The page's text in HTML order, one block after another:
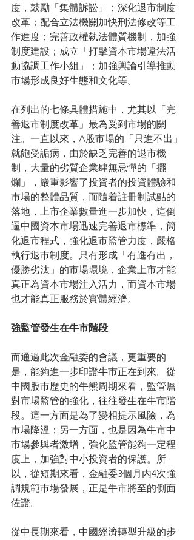
度，鼓勵「集體訴訟」；深化退市制度
改革；配合立法機關加快刑法修改等工
作進度；完善政權執法體質機制，加強
制度建設；成立「打擊資本市場違法活
動協調工作小組」；加強輿論引導推動
市場形成良好生態和文化等。
在列出的七條具體措施中，尤其以「完
善退市制度改革」最為受到市場的關
注。一直以來，A股市場的「只進不出」
就飽受詬病，由於缺乏完善的退市機
制，大量的劣質企業肆無忌憚的「擺
爛」，嚴重影響了投資者的投資體驗和
市場的整體品質，而隨着註冊制試點的
落地，上市企業數量進一步加快，這倒
逼中國資本市場迅速完善退市標準，簡
化退市程式，強化退市監管力度，嚴格
執行退市制度。只有形成「有進有出，
優勝劣汰」的市場環境，企業上市才能
真正為資本市場注入活力，而資本市場
也才能真正服務於實體經濟。
強監管發生在牛市階段
而通過此次金融委的會議，更重要的
是，能夠進一步印證牛市正在到來。從
中國股市歷史的牛熊周期來看，監管層
對市場監管的強化，往往發生在牛市階
段。這一方面是為了變相提示風險，為
市場降溫；另一方面，也是因為牛市中
市場參與者激增，強化監管能夠一定程
度上，加強對中小投資者的保護。所
以，從短期來看，金融委3個月內4次強
調規範市場發展，正是牛市將至的側面
佐證。
從中長期來看，中國經濟轉型升級的步